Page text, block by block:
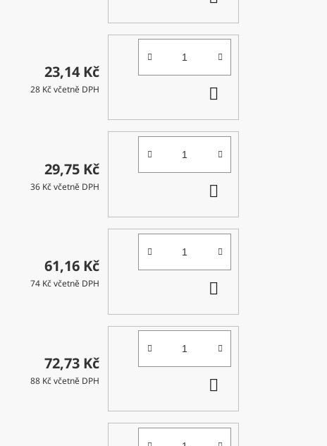
KOŠÍKU
23,14 Kč
28 Kč včetně DPH
KOŠÍKU
29,75 Kč
36 Kč včetně DPH
KOŠÍKU
61,16 Kč
74 Kč včetně DPH
72,73 Kč
88 Kč včetně DPH
KOŠÍKU